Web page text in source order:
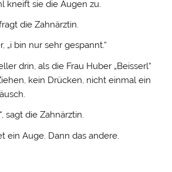
kneift sie die Augen zu.
die Zahnärztin.
„i bin nur sehr gespannt.“
drin, als die Frau Huber „Beisserl“
kein Drücken, nicht einmal ein
sagt die Zahnärztin.
ein Auge. Dann das andere.